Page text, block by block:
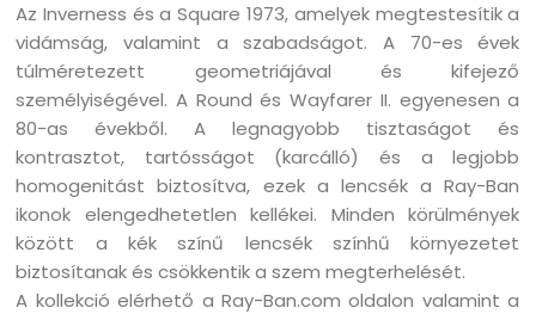
Az Inverness és a Square 1973, amelyek megtestesítik a
vidámság, valamint a szabadságot. A 70-es évek
túlméretezett geometriájával és kifejező
személyiségével. A Round és Wayfarer II. egyenesen a
80-as évekből. A legnagyobb tisztaságot és
kontrasztot, tartósságot (karcálló) és a legjobb
homogenitást biztosítva, ezek a lencsék a Ray-Ban
ikonok elengedhetetlen kellékei. Minden körülmények
között a kék színű lencsék színhű környezetet
biztosítanak és csökkentik a szem megterhelését.
A kollekció elérhető a Ray-Ban.com oldalon valamint a